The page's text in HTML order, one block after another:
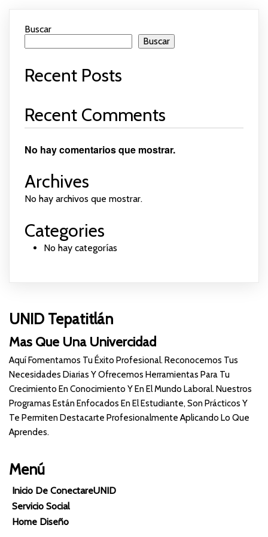
Buscar
Buscar
Recent Posts
Recent Comments
No hay comentarios que mostrar.
Archives
No hay archivos que mostrar.
Categories
No hay categorías
UNID Tepatitlán
Mas Que Una Univercidad
Aquí Fomentamos Tu Éxito Profesional. Reconocemos Tus
Necesidades Diarias Y Ofrecemos Herramientas Para Tu
Crecimiento En Conocimiento Y En El Mundo Laboral. Nuestros
Programas Están Enfocados En El Estudiante, Son Prácticos Y
Te Permiten Destacarte Profesionalmente Aplicando Lo Que
Aprendes.
Menú
Inicio De ConectareUNID
Servicio Social
Home Diseño